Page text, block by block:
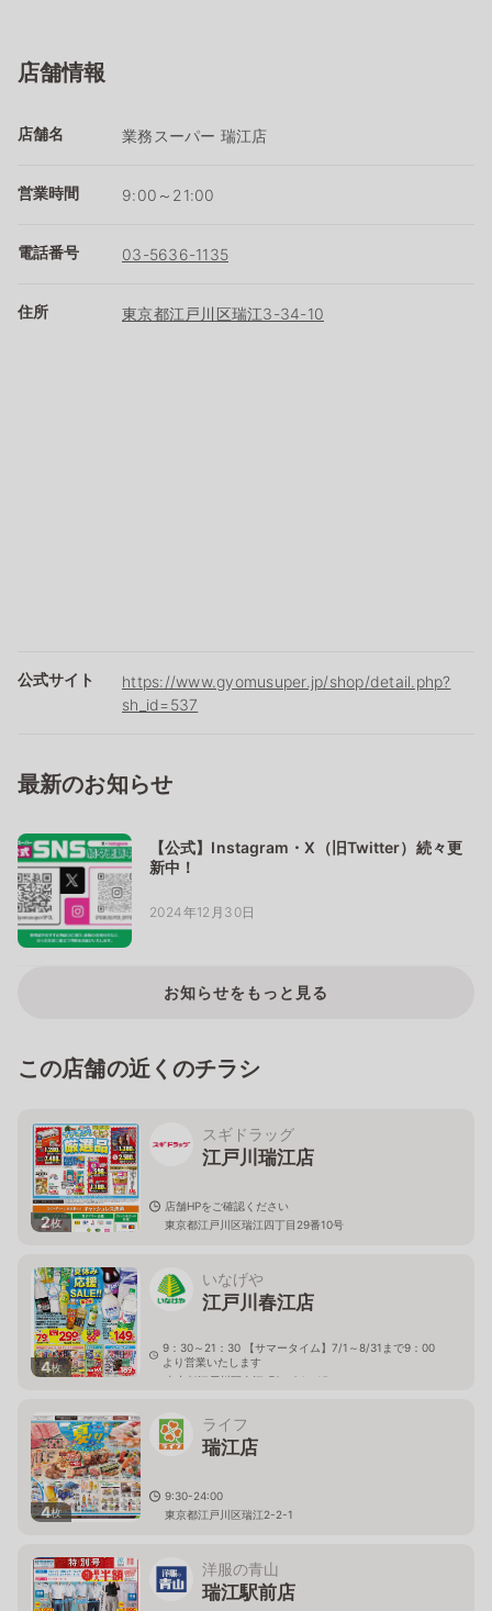
店舗情報
店舗名 業務スーパー 瑞江店
営業時間 9:00～21:00
電話番号 03-5636-1135
住所 東京都江戸川区瑞江3-34-10
公式サイト
https://www.gyomusuper.jp/shop/detail.php?
sh_id=537
最新のお知らせ
【公式】Instagram・X（旧Twitter）続々更
新中！
2024年12月30日
お知らせをもっと見る
この店舗の近くのチラシ
2枚
スギドラッグ
江戸川瑞江店
店舗HPをご確認ください
東京都江戸川区瑞江四丁目29番10号
4枚
いなげや
江戸川春江店
9：30～21：30 【サマータイム】7/1～8/31まで9：00
より営業いたします
東京都江戸川区春江町2－34－15
4枚
ライフ
瑞江店
9:30-24:00
東京都江戸川区瑞江2-2-1
洋服の青山
瑞江駅前店